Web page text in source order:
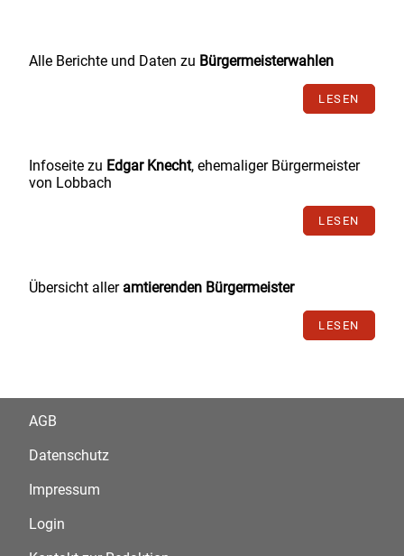
Alle Berichte und Daten zu Bürgermeisterwahlen
LESEN
Infoseite zu Edgar Knecht, ehemaliger Bürgermeister
von Lobbach
LESEN
Übersicht aller amtierenden Bürgermeister
LESEN
AGB
Datenschutz
Impressum
Login